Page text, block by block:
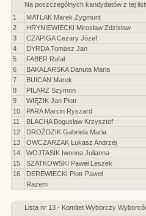
Na poszczególnych kandydatów z tej
1
MATLAK Marek Zygmunt
2
HRYNIEWIECKI Mirosław Zdzisław
3
CZAPIGA Cezary Józef
4
DYRDA Tomasz Jan
5
FABER Rafał
6
BAKALARSKA Danuta Maria
7
BUICAN Marek
8
PILARZ Szymon
9
WIĘZIK Jan Piotr
10
PARA Marcin Ryszard
11
BLACHA Bogusław Krzysztof
12
DROŹDZIK Gabriela Maria
13
OWCZARZAK Łukasz Andrzej
14
WOJTASIK Iwonna Julianna
15
SZATKOWSKI Paweł Leszek
16
DEREWIECKI Piotr Paweł
Razem
Lista nr 13 - Komitet Wyborczy